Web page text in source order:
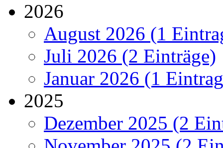
2026
August 2026 (1
Juli 2026 (2 Einträge)
Januar 2026 (1
2025
Dezember 2025 (2